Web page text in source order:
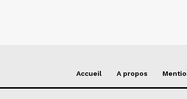
Accueil A propos